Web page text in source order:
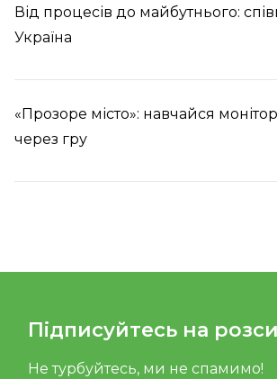
Від процесів до майбутнього:
Україна
«Прозоре місто»: навчайся
через гру
Підписуйтесь на
Не турбуйтесь, ми не спамимо!